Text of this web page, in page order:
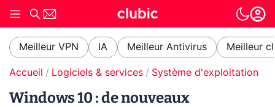
Meilleur VPN IA Meilleur Antivirus Meilleur
Accueil Logiciels & services Système d'exploitation
Windows 10 : de nouveaux